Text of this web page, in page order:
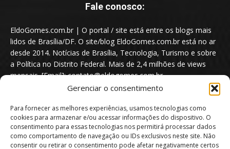
Gerenciar o consentimento
Para fornecer as melhores experiências, usamos tecnologias como
cookies para armazenar e/ou acessar informações do dispositivo. O
consentimento para essas tecnologias nos permitirá processar dados
como comportamento de navegação ou IDs exclusivos neste site. Não
consentir ou retirar o consentimento pode afetar negativamente certos
Fale conosco:
EldoGomes.com.br | O portal / site está entre os blogs mais
lidos de Brasília/DF. O site/blog EldoGomes.com.br está no ar
desde 2014. Notícias de Brasília, Tecnologia, Turismo e sobre
a Política no Distrito Federal. Mais de 2,4 milhões de views
mensais. [Email]: contato@eldogomes.com.br